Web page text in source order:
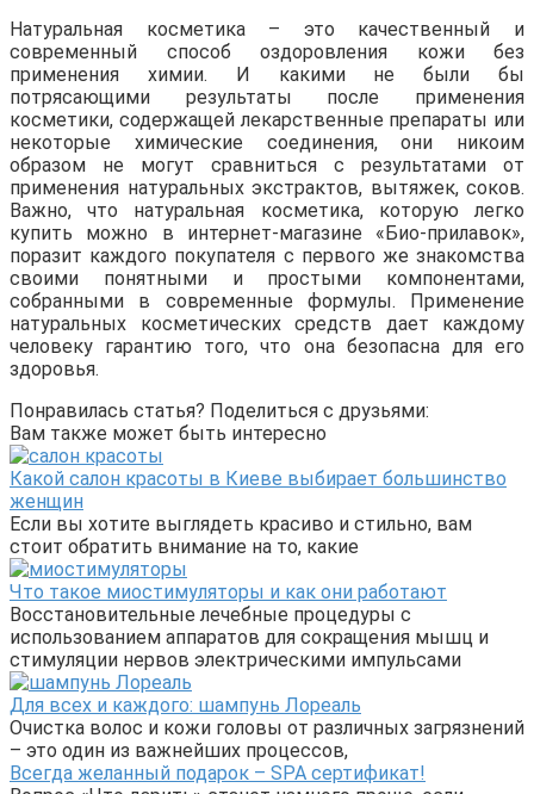
Натуральная косметика – это качественный и
современный способ оздоровления кожи без
применения химии. И какими не были бы
потрясающими результаты после применения
косметики, содержащей лекарственные препараты или
некоторые химические соединения, они никоим
образом не могут сравниться с результатами от
применения натуральных экстрактов, вытяжек, соков.
Важно, что натуральная косметика, которую легко
купить можно в интернет-магазине «Био-прилавок»,
поразит каждого покупателя с первого же знакомства
своими понятными и простыми компонентами,
собранными в современные формулы. Применение
натуральных косметических средств дает каждому
человеку гарантию того, что она безопасна для его
здоровья.
Понравилась статья? Поделиться с друзьями:
Вам также может быть интересно
Какой салон красоты в Киеве выбирает большинство
женщин
Если вы хотите выглядеть красиво и стильно, вам
стоит обратить внимание на то, какие
Что такое миостимуляторы и как они работают
Восстановительные лечебные процедуры с
использованием аппаратов для сокращения мышц и
стимуляции нервов электрическими импульсами
Для всех и каждого: шампунь Лореаль
Очистка волос и кожи головы от различных загрязнений
– это один из важнейших процессов,
Всегда желанный подарок – SPA сертификат!